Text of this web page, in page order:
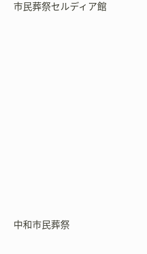
市民葬祭セルディア館
中和市民葬祭